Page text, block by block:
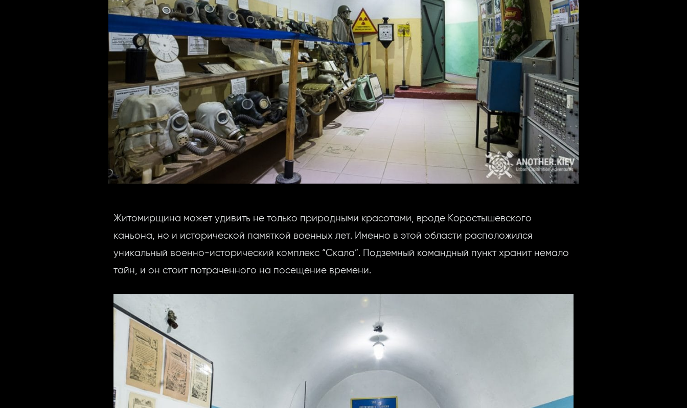
Житомирщина может удивить не только природными красотами, вроде Коростышевского
каньона, но и исторической памяткой военных лет. Именно в этой области расположился
уникальный военно-исторический комплекс “Скала”. Подземный командный пункт хранит немало
тайн, и он стоит потраченного на посещение времени.